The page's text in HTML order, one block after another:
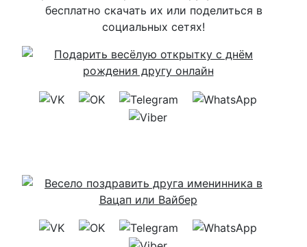
бесплатно скачать их или поделиться в
социальных сетях!